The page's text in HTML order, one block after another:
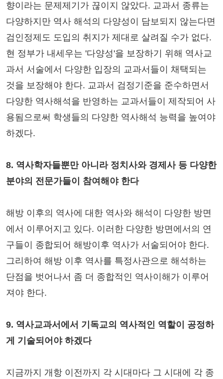
향이라는 문제제기가 끊이지 않았다. 교과서 종류는
다양하지만 역사 해석의 다양성이 담보되지 않는다면
검인정제도 도입의 취지가 제대로 살려질 수가 없다.
현 정부가 내세우는 '다양성'을 보장하기 위해 역사교
과서 서술에서 다양한 입장의 교과서들이 채택되는
것을 보장해야 한다. 교과서 검정기준을 준수하면서
다양한 역사해석을 반영하는 교과서들이 제작되어 사
용됨으로써 학생들의 다양한 역사해석 능력을 높여야
하겠다.
8. 역사학자들뿐만 아니라 정치사와 경제사 등 다양한
분야의 전문가들이 참여해야 한다
해방 이후의 역사에 대한 역사와 해석이 다양한 방면
에서 이루어지고 있다. 이러한 다양한 방면에서의 연
구들이 종합되어 해방이후 역사가 서술되어야 한다.
그리하여 해방 이후 역사를 특정사관으로 해석하는
단점을 벗어나서 좀 더 종합적인 역사이해가 이루어
져야 한다.
9. 역사교과서에서 기독교의 역사적인 역할이 공정하
게 기술되어야 하겠다
지금까지 개항 이전까지 각 시대마다 그 시대에 각 종